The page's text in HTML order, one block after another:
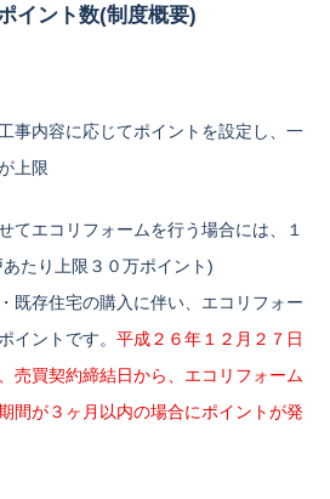
イント数(制度概要)
事内容に応じてポイントを設定し、一
上限
てエコリフォームを行う場合には、１
たり上限３０万ポイント)
既存住宅の購入に伴い、エコリフォー
イントです。 平成２６年１２月２７日
売買契約締結日から、エコリフォーム
間が３ヶ月以内の場合にポイントが発